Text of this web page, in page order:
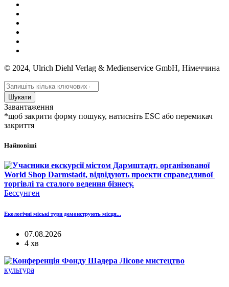
© 2024, Ulrich Diehl Verlag & Medienservice GmbH, Німеччина
Шукати
Завантаження
*щоб закрити форму пошуку, натисніть ESC або перемикач
закриття
Найновіші
Бессунген
Екологічні міські тури демонструють місця...
07.08.2026
4 хв
культура